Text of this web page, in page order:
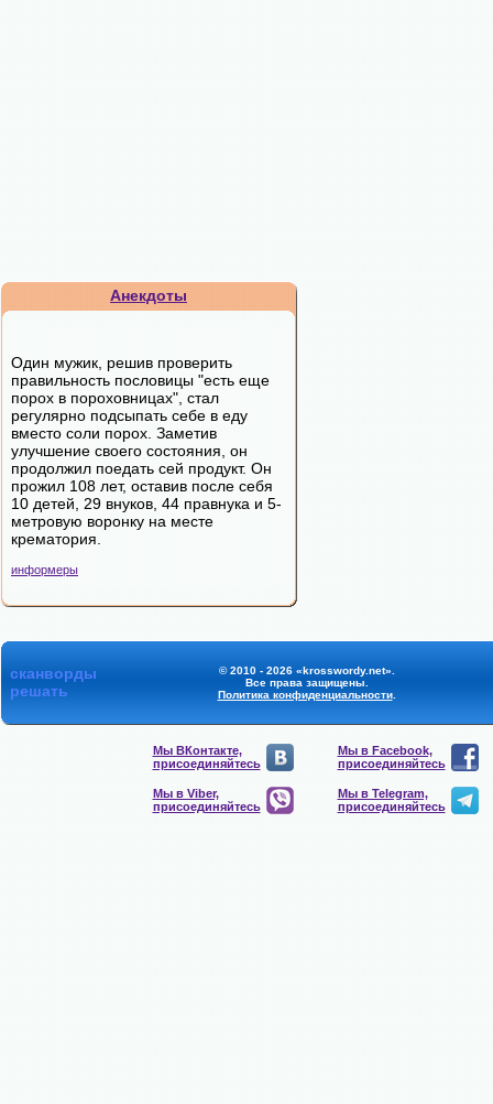
Анекдоты
Один мужик, решив проверить
правильность пословицы "есть еще
порох в пороховницах", стал
регулярно подсыпать себе в еду
вместо соли порох. Заметив
улучшение своего состояния, он
продолжил поедать сей продукт. Он
прожил 108 лет, оставив после себя
10 детей, 29 внуков, 44 правнука и 5-
метровую воронку на месте
крематория.
информеры
сканворды
решать
© 2010 - 2026 «krosswordy.net».
Все права защищены.
Политика конфиденциальности.
Мы ВКонтакте,
присоединяйтесь
Мы в Facebook,
присоединяйтесь
Мы в Viber,
присоединяйтесь
Мы в Telegram,
присоединяйтесь